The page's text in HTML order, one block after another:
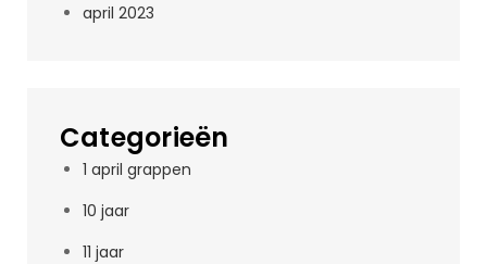
april 2023
Categorieën
1 april grappen
10 jaar
11 jaar